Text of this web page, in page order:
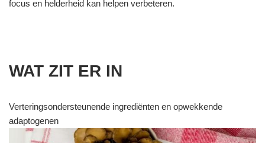
focus en helderheid kan helpen verbeteren.
WAT ZIT ER IN
Verteringsondersteunende ingrediënten en opwekkende
adaptogenen